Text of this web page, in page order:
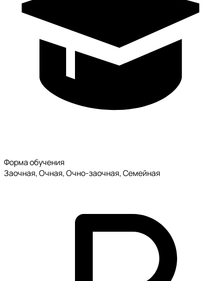
Форма обучения
Заочная, Очная, Очно-заочная, Семейная